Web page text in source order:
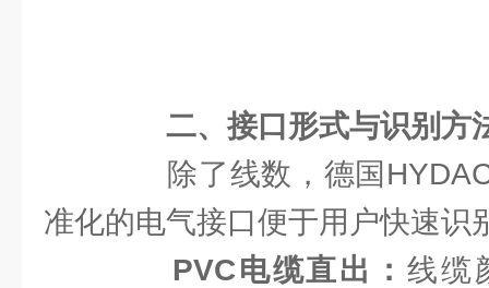
二、接口形式与识别方
除了线数，德国HYDAC
准化的电气接口便于用户快速识
PVC电缆直出 ：线缆